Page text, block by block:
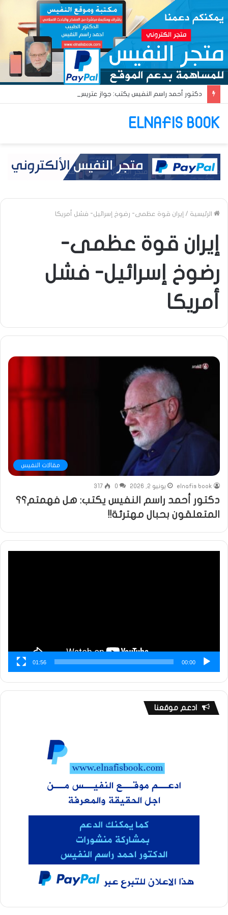
ELNAFIS BOOK
الرئيسية / إيران قوة عظمى- رضوخ إسرائيل- فشل أمريكا
إيران قوة عظمى-
رضوخ إسرائيل- فشل
أمريكا
مقالات النفيس
elnafis book يونيو 2, 2026 0
317
دكتور أحمد راسم النفيس يكتب: هل فهمتم؟؟
المتعلقون بحبال مهترئة!!
00:00
01:56
ادعم موقعنا